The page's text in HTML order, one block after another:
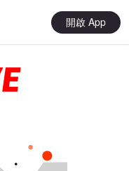
開啟 App